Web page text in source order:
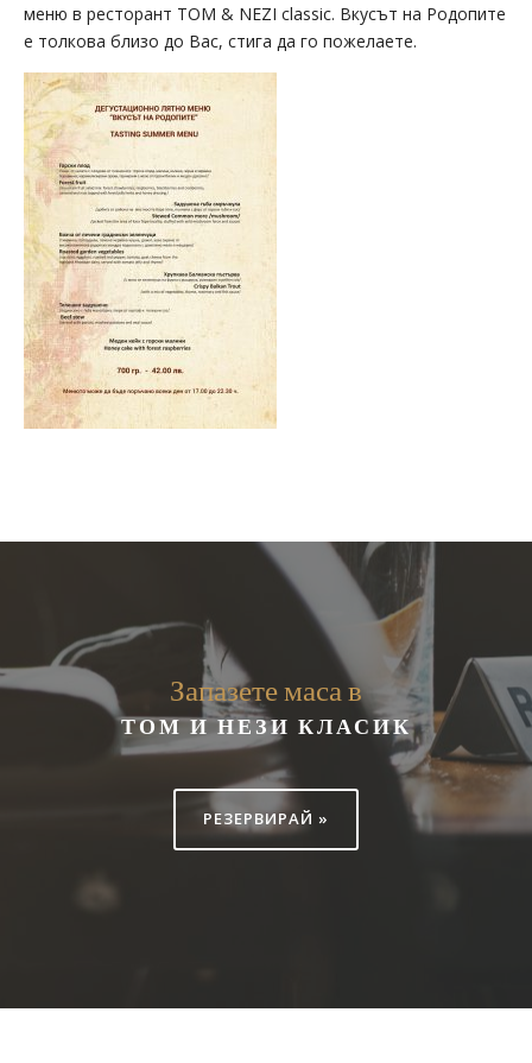
меню в ресторант TOM & NEZI classic. Вкусът на Родопите
е толкова близо до Вас, стига да го пожелаете.
Запазете маса в
ТОМ И НЕЗИ КЛАСИК
РЕЗЕРВИРАЙ »